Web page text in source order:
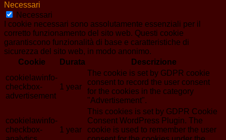
Necessari
Necessari
I cookie necessari sono assolutamente essenziali per il
corretto funzionamento del sito web. Questi cookie
garantiscono funzionalità di base e caratteristiche di
sicurezza del sito web, in modo anonimo.
Cookie
Durata
Descrizione
cookielawinfo-
checkbox-
advertisement
1 year
The cookie is set by GDPR cookie
consent to record the user consent
for the cookies in the category
"Advertisement".
cookielawinfo-
checkbox-
1 year
This cookies is set by GDPR Cookie
Consent WordPress Plugin. The
cookie is used to remember the user